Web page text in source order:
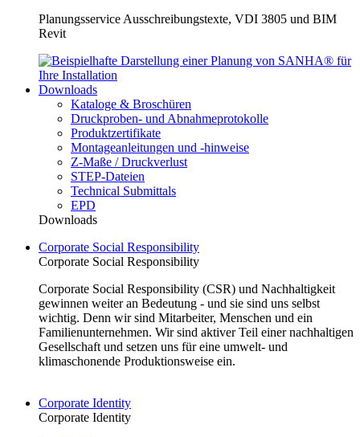
Planungsservice Ausschreibungstexte, VDI 3805 und BIM
Revit
Downloads
Kataloge & Broschüren
Druckproben- und Abnahmeprotokolle
Produktzertifikate
Montageanleitungen und -hinweise
Z-Maße / Druckverlust
STEP-Dateien
Technical Submittals
EPD
Downloads
Corporate Social Responsibility
Corporate Social Responsibility
Corporate Social Responsibility (CSR) und Nachhaltigkeit
gewinnen weiter an Bedeutung - und sie sind uns selbst
wichtig. Denn wir sind Mitarbeiter, Menschen und ein
Familienunternehmen. Wir sind aktiver Teil einer nachhaltigen
Gesellschaft und setzen uns für eine umwelt- und
klimaschonende Produktionsweise ein.
Corporate Identity
Corporate Identity